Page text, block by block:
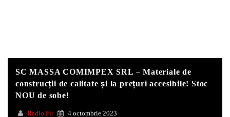
SC MASSA COMIMPEX SRL – Materiale de
construcții de calitate și la prețuri accesibile! Stoc
NOU de sobe!
Radio Fir 4 octombrie 2023